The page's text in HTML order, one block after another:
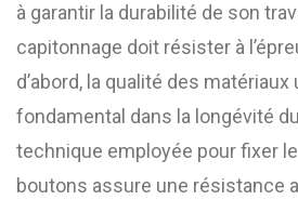
à garantir la durabilité de son
capitonnage doit résister à
d’abord, la qualité des
fondamental dans la longévité
technique employée pour fixer
boutons assure une résistance